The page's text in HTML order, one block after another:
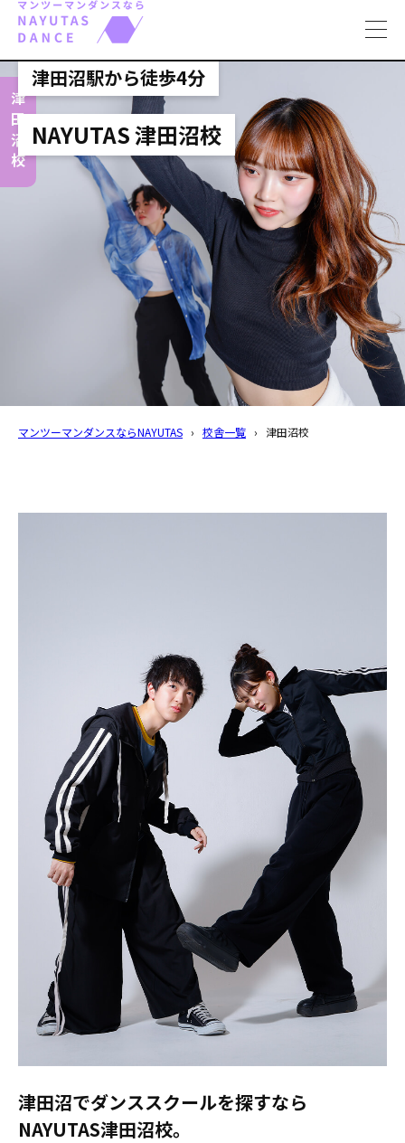
津田沼校
津田沼駅から徒歩4分
NAYUTAS 津田沼校
マンツーマンダンスならNAYUTAS › 校舎一覧 › 津田沼校
津田沼でダンススクールを探すなら
NAYUTAS津田沼校。